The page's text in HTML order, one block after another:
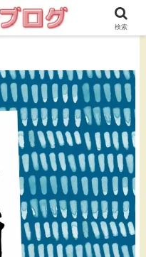
公式ブログ
検索